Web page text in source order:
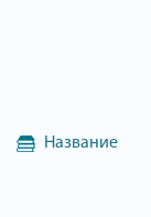
Название